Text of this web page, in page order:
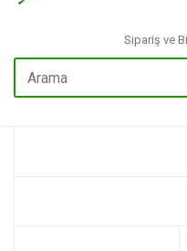
Sipariş ve